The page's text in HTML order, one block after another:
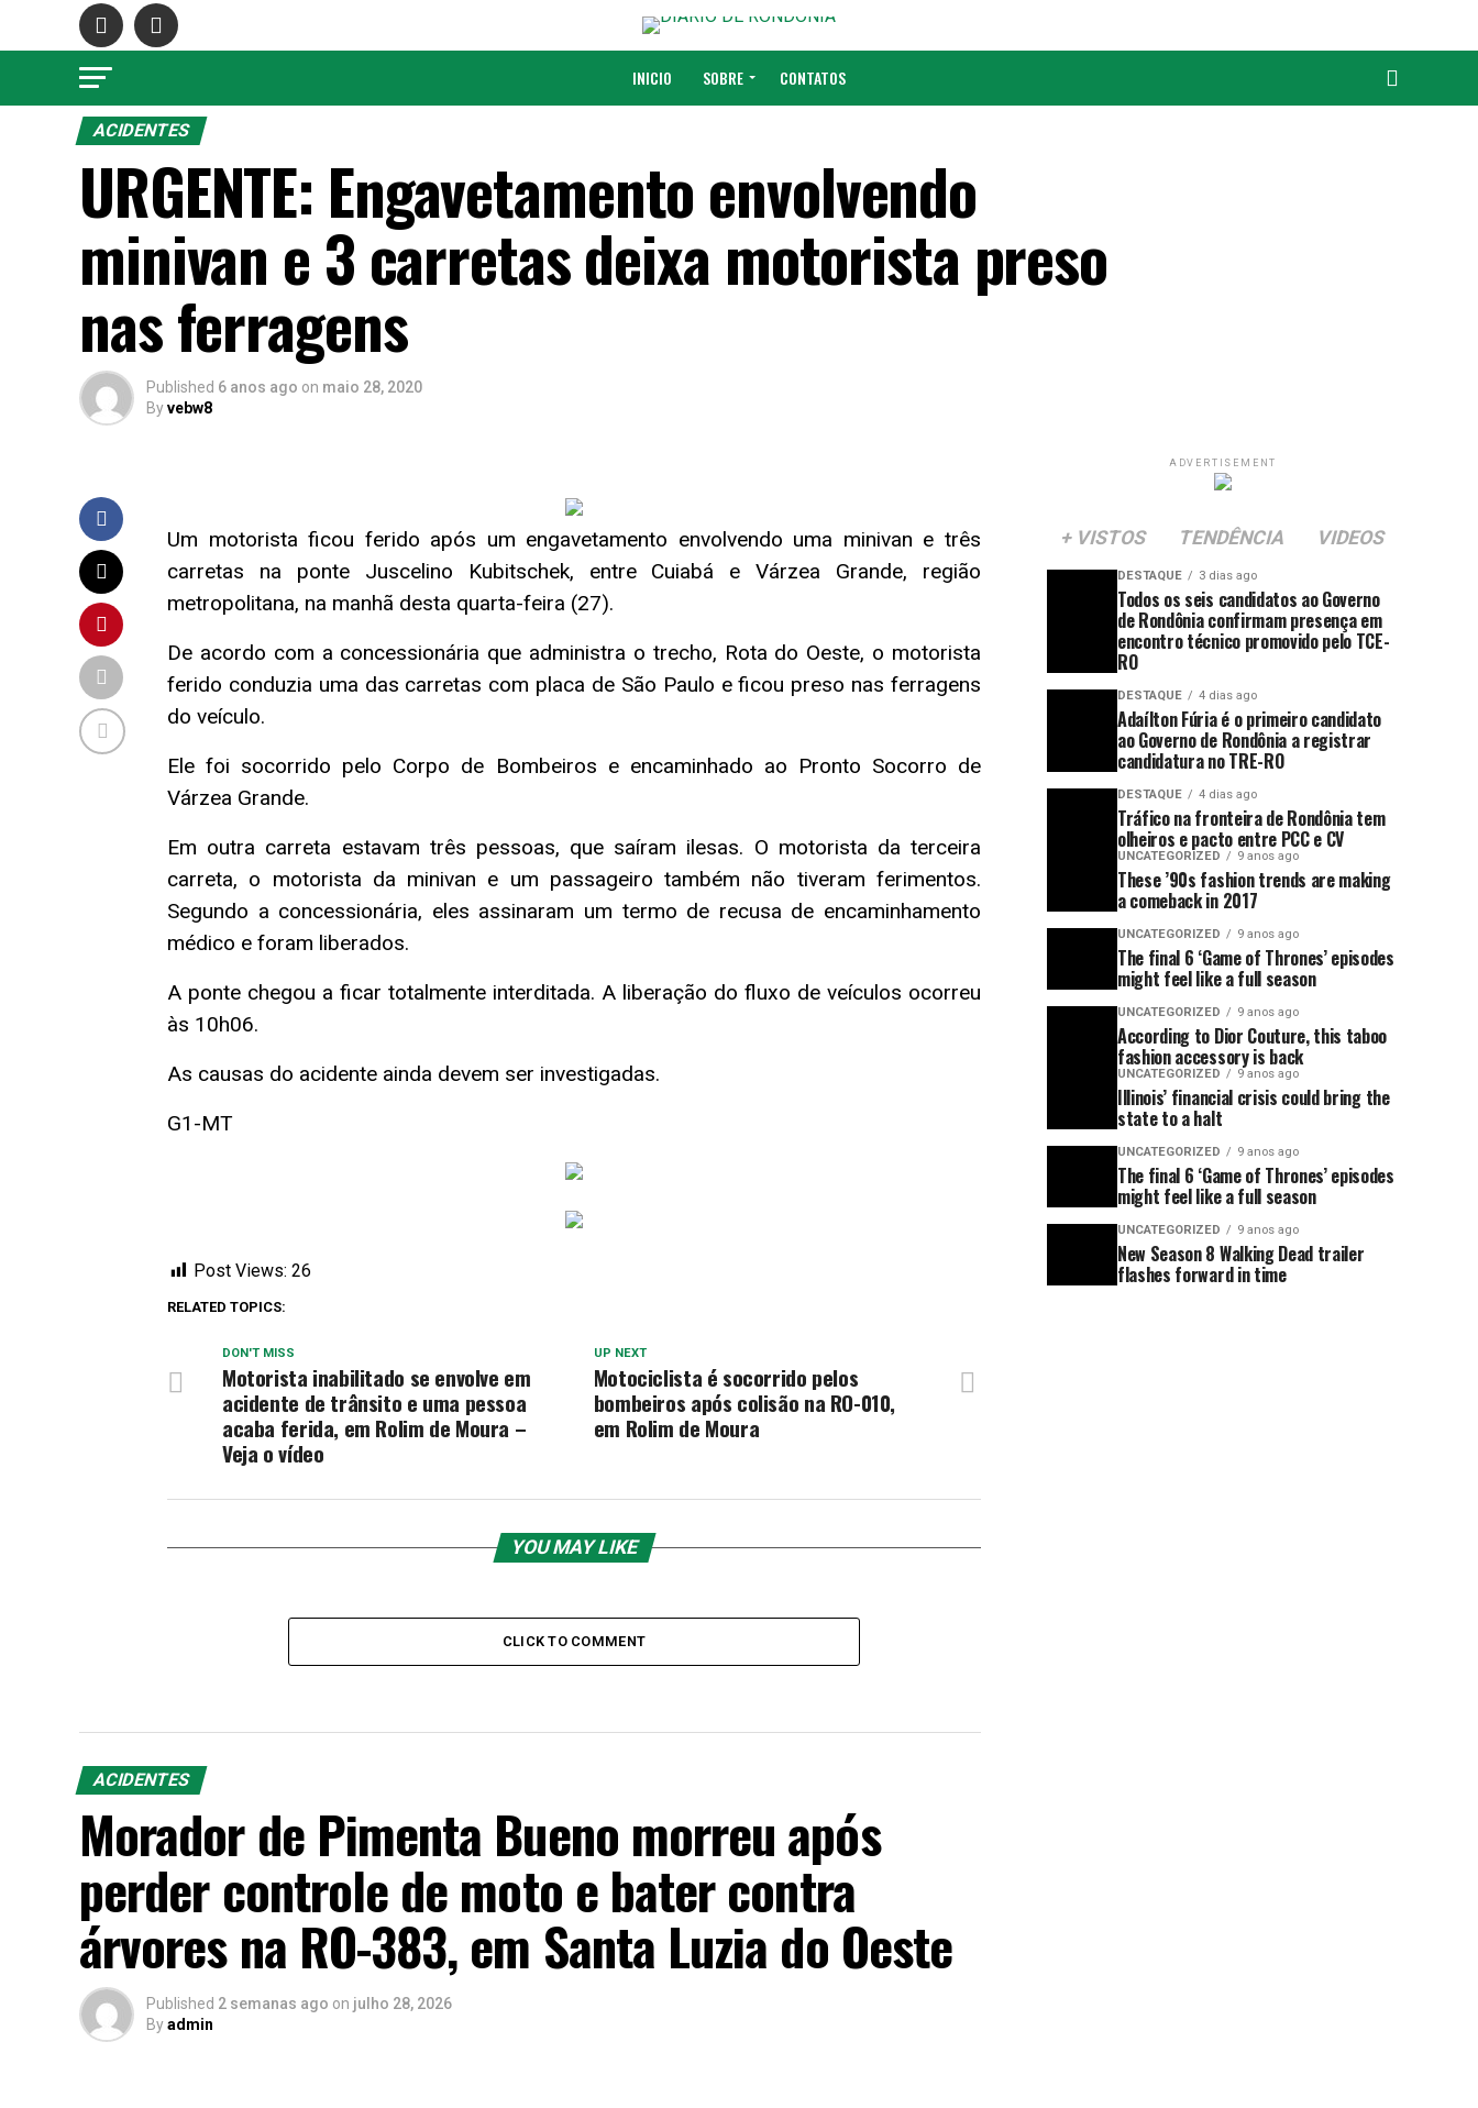
INICIO SOBRE CONTATOS
ACIDENTES
URGENTE: Engavetamento envolvendo
minivan e 3 carretas deixa motorista preso
nas ferragens
Published 6 anos ago on maio 28, 2020
Byvebw8
Um motorista ficou ferido após um engavetamento envolvendo uma minivan e três
carretas na ponte Juscelino Kubitschek, entre Cuiabá e Várzea Grande, região
metropolitana, na manhã desta quarta-feira (27).
De acordo com a concessionária que administra o trecho, Rota do Oeste, o motorista
ferido conduzia uma das carretas com placa de São Paulo e ficou preso nas ferragens
do veículo.
Ele foi socorrido pelo Corpo de Bombeiros e encaminhado ao Pronto Socorro de
Várzea Grande.
Em outra carreta estavam três pessoas, que saíram ilesas. O motorista da terceira
carreta, o motorista da minivan e um passageiro também não tiveram ferimentos.
Segundo a concessionária, eles assinaram um termo de recusa de encaminhamento
médico e foram liberados.
A ponte chegou a ficar totalmente interditada. A liberação do fluxo de veículos ocorreu
às 10h06.
As causas do acidente ainda devem ser investigadas.
G1-MT
Post Views: 26
RELATED TOPICS:
UP NEXT
Motociclista é socorrido pelos
bombeiros após colisão na RO-010,
em Rolim de Moura
DON'T MISS
Motorista inabilitado se envolve em
acidente de trânsito e uma pessoa
acaba ferida, em Rolim de Moura –
Veja o vídeo
YOU MAY LIKE
CLICK TO COMMENT
ACIDENTES
Morador de Pimenta Bueno morreu após
perder controle de moto e bater contra
árvores na RO-383, em Santa Luzia do Oeste
Published 2 semanas ago on julho 28, 2026
Byadmin
ADVERTISEMENT
+ VISTOS TENDÊNCIA VIDEOS
DESTAQUE 3 dias ago
Todos os seis candidatos ao Governo
de Rondônia confirmam presença em
encontro técnico promovido pelo TCE-
RO
DESTAQUE 4 dias ago
Adaílton Fúria é o primeiro candidato
ao Governo de Rondônia a registrar
candidatura no TRE-RO
DESTAQUE 4 dias ago
Tráfico na fronteira de Rondônia tem
olheiros e pacto entre PCC e CV
UNCATEGORIZED 9 anos ago
These ’90s fashion trends are making
a comeback in 2017
UNCATEGORIZED 9 anos ago
The final 6 ‘Game of Thrones’ episodes
might feel like a full season
UNCATEGORIZED 9 anos ago
According to Dior Couture, this taboo
fashion accessory is back
UNCATEGORIZED 9 anos ago
Illinois’ financial crisis could bring the
state to a halt
UNCATEGORIZED 9 anos ago
The final 6 ‘Game of Thrones’ episodes
might feel like a full season
UNCATEGORIZED 9 anos ago
New Season 8 Walking Dead trailer
flashes forward in time